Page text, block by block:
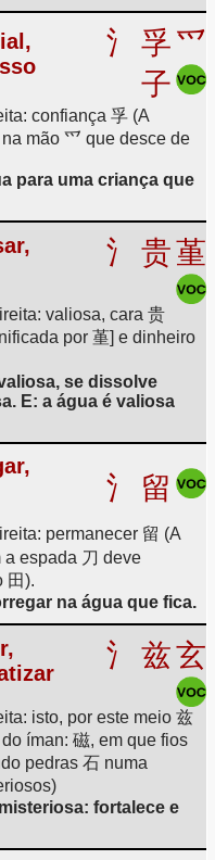
氵 孚爫
子
confiança 孚 (A
mão 爫 que desce de
para uma criança que
氵 贵堇
valiosa, cara 贵
por 堇] e dinheiro
se dissolve
E: a água é valiosa
氵 留
permanecer 留 (A
a espada 刀 deve
田).
na água que fica.
氵 兹玄
isto, por este meio 兹
íman: 磁, em que fios
pedras 石 numa
fortalece e